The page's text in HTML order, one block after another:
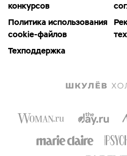
конкурсов
Политика использования
cookie-файлов
Техподдержка